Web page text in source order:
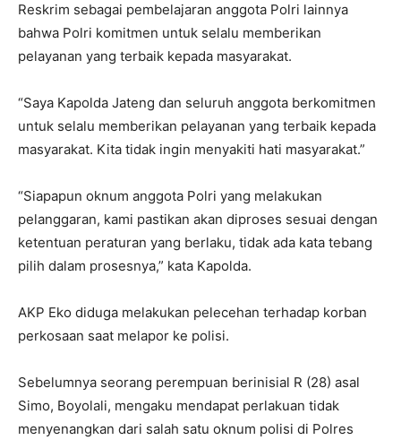
Reskrim sebagai pembelajaran anggota Polri lainnya
bahwa Polri komitmen untuk selalu memberikan
pelayanan yang terbaik kepada masyarakat.
“Saya Kapolda Jateng dan seluruh anggota berkomitmen
untuk selalu memberikan pelayanan yang terbaik kepada
masyarakat. Kita tidak ingin menyakiti hati masyarakat.”
“Siapapun oknum anggota Polri yang melakukan
pelanggaran, kami pastikan akan diproses sesuai dengan
ketentuan peraturan yang berlaku, tidak ada kata tebang
pilih dalam prosesnya,” kata Kapolda.
AKP Eko diduga melakukan pelecehan terhadap korban
perkosaan saat melapor ke polisi.
Sebelumnya seorang perempuan berinisial R (28) asal
Simo, Boyolali, mengaku mendapat perlakuan tidak
menyenangkan dari salah satu oknum polisi di Polres